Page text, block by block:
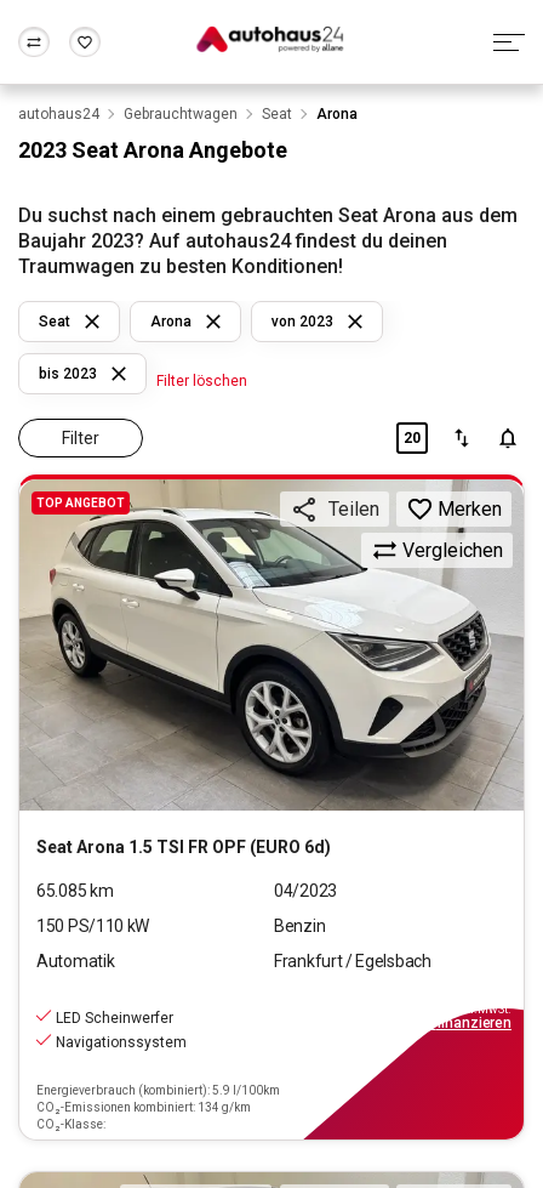
Wir bewerten dein Auto
Alle Fragen & Antworten
Rund um die Inzahlungnahme
Frankfurt Wuppertal
autohaus24 Gebrauchtwagen Seat Arona
2023 Seat Arona Angebote
Du suchst nach einem gebrauchten Seat Arona aus dem
Baujahr 2023? Auf autohaus24 findest du deinen
Traumwagen zu besten Konditionen!
Filter
Seat Arona von 2023
bis 2023 Filter löschen
20
TOP ANGEBOT
SeatArona 1.5 TSI FR OPF (EURO 6d)
Vergleichen
Teilen Merken
65.085 km
04/2023
150 PS/110 kW
Benzin
Automatik
Frankfurt / Egelsbach
LED Scheinwerfer
Navigationssystem
Energieverbrauch (kombiniert): 5.9 l/100km
CO₂-Emissionen kombiniert: 134 g/km
CO₂-Klasse:
inkl.MwSt.
finanzieren